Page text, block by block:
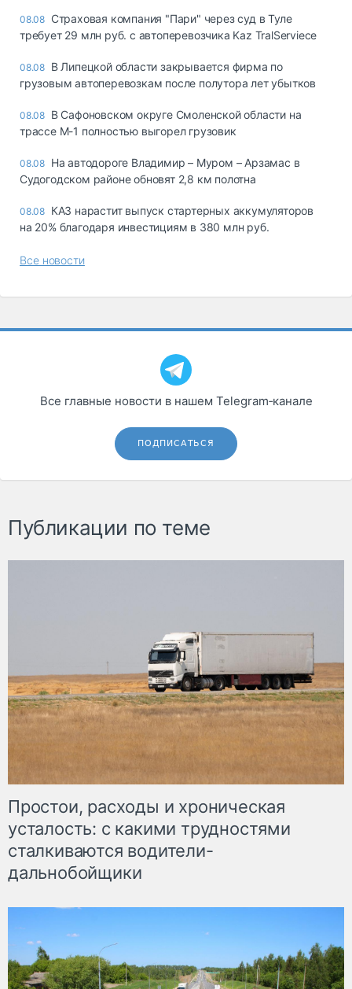
08.08 Страховая компания "Пари" через суд в Туле
требует 29 млн руб. с автоперевозчика Kaz TralServiece
08.08 В Липецкой области закрывается фирма по
грузовым автоперевозкам после полутора лет убытков
08.08 В Сафоновском округе Смоленской области на
трассе М-1 полностью выгорел грузовик
08.08 На автодороге Владимир – Муром – Арзамас в
Судогодском районе обновят 2,8 км полотна
08.08 КАЗ нарастит выпуск стартерных аккумуляторов
на 20% благодаря инвестициям в 380 млн руб.
Все новости
Все главные новости в нашем Telegram‑канале
ПОДПИСАТЬСЯ
Публикации по теме
Простои, расходы и хроническая
усталость: с какими трудностями
сталкиваются водители-
дальнобойщики